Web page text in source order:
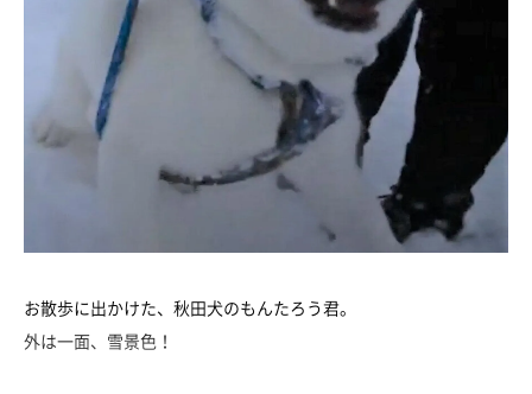
お散歩に出かけた、秋田犬のもんたろう君。
外は一面、雪景色！